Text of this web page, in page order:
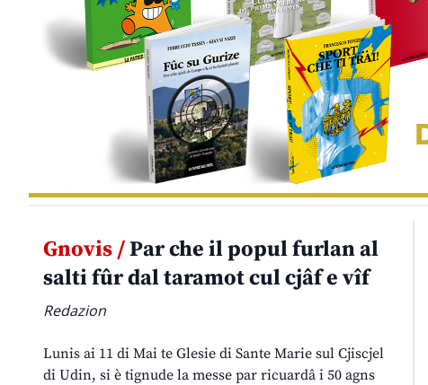
Gnovis /Par che il popul furlan al
salti fûr dal taramot cul cjâf e vîf
Redazion
Lunis ai 11 di Mai te Glesie di Sante Marie sul Cjiscjel
di Udin, si è tignude la messe par ricuardâ i 50 agns